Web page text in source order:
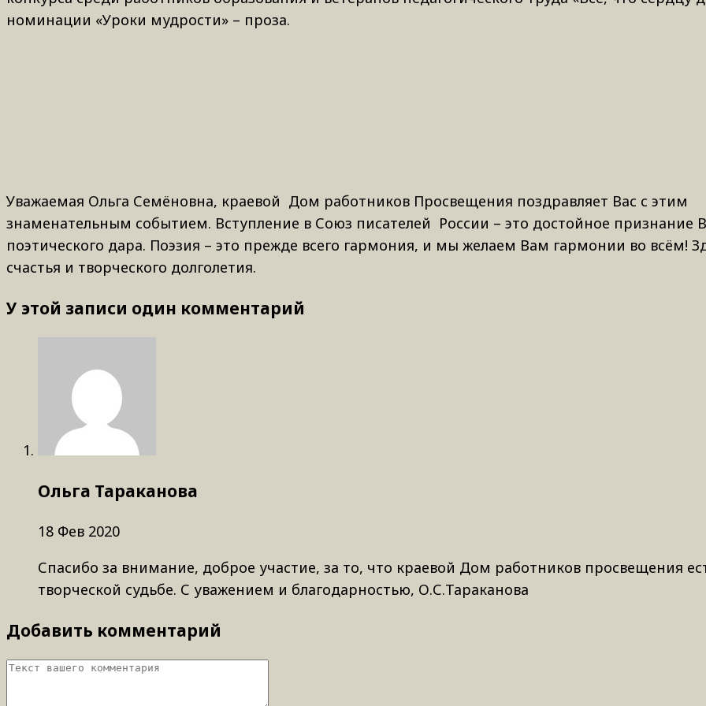
номинации «Уроки мудрости» – проза.
Уважаемая Ольга Семёновна, краевой Дом работников Просвещения поздравляет Вас с этим
знаменательным событием. Вступление в Союз писателей России – это достойное признание
поэтического дара. Поэзия – это прежде всего гармония, и мы желаем Вам гармонии во всём!
счастья и творческого долголетия.
У этой записи один комментарий
Ольга Тараканова
18 Фев 2020
Спасибо за внимание, доброе участие, за то, что краевой Дом работников просвещения
творческой судьбе. С уважением и благодарностью, О.С.Тараканова
Добавить комментарий